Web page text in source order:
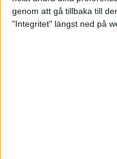
genom att gå tillbaka till
"Integritet" längst ned på